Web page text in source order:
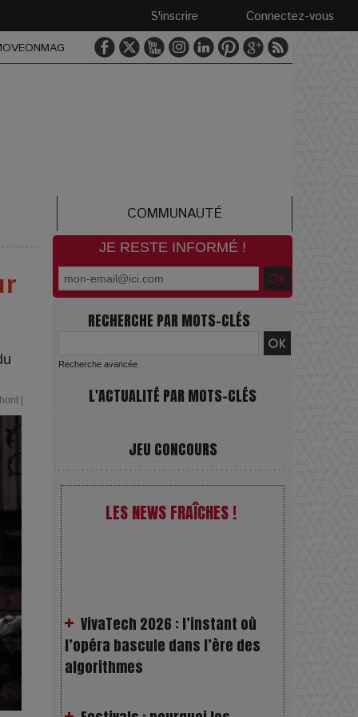
Connectez-vous
S'inscrire
COMMUNAUTÉ
JE RESTE INFORMÉ !
RECHERCHE PAR MOTS-CLÉS
Recherche avancée
L'ACTUALITÉ PAR MOTS-CLÉS
JEU CONCOURS
LES NEWS FRAÎCHES !
Festivals : pourquoi les
dérivés du chanvre gagnent en